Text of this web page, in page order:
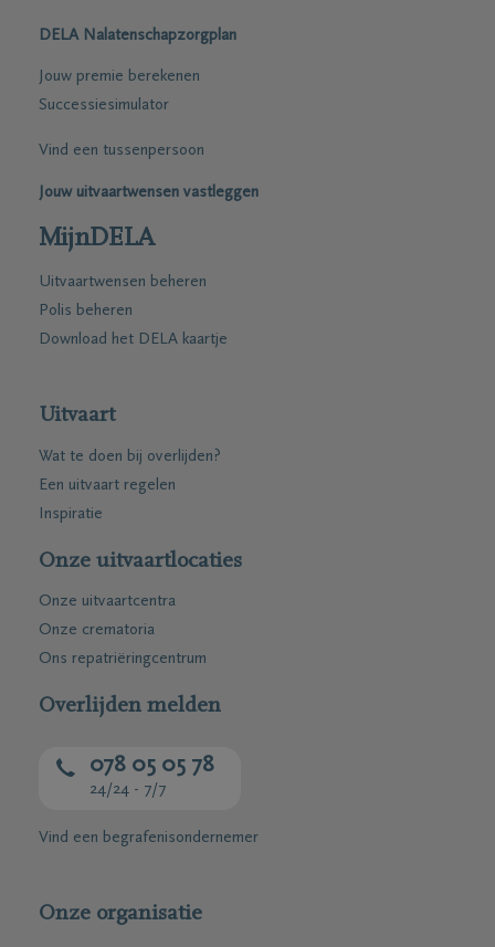
DELA Nalatenschapzorgplan
Jouw premie berekenen
Successiesimulator
Vind een tussenpersoon
Jouw uitvaartwensen vastleggen
MijnDELA
Uitvaartwensen beheren
Polis beheren
Download het DELA kaartje
Uitvaart
Wat te doen bij overlijden?
Een uitvaart regelen
Inspiratie
Onze uitvaartlocaties
Onze uitvaartcentra
Onze crematoria
Ons repatriëringcentrum
Overlijden melden
078 05 05 78
24/24 - 7/7
Vind een begrafenisondernemer
Onze organisatie